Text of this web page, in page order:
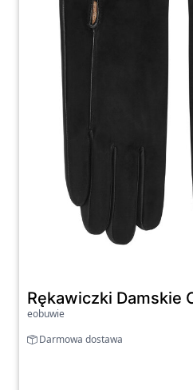
Rękawiczki Damskie
eobuwie
Darmowa dostawa